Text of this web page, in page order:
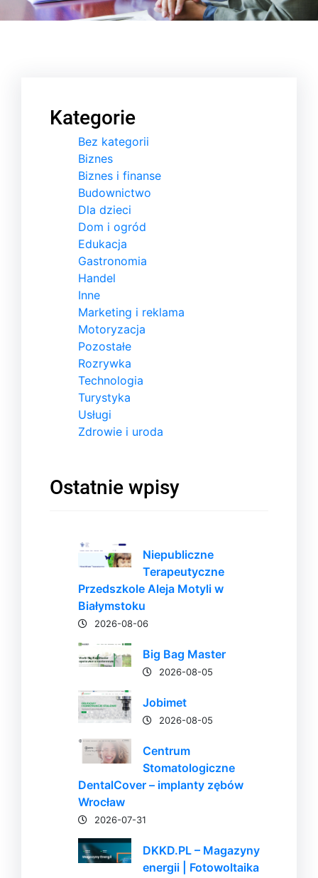
Kategorie
Bez kategorii
Biznes
Biznes i finanse
Budownictwo
Dla dzieci
Dom i ogród
Edukacja
Gastronomia
Handel
Inne
Marketing i reklama
Motoryzacja
Pozostałe
Rozrywka
Technologia
Turystyka
Usługi
Zdrowie i uroda
Ostatnie wpisy
Niepubliczne
Terapeutyczne
Przedszkole Aleja Motyli w
Białymstoku
2026-08-06
Big Bag Master
2026-08-05
Jobimet
2026-08-05
Centrum
Stomatologiczne
DentalCover – implanty zębów
Wrocław
2026-07-31
DKKD.PL – Magazyny
energii | Fotowoltaika